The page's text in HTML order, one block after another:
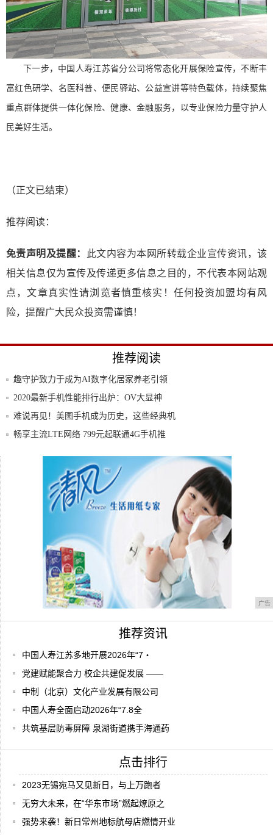
下一步，中国人寿江苏省分公司将常态化开展保险宣传，不断丰
富红色研学、名医科普、便民驿站、公益宣讲等特色载体，持续聚焦
重点群体提供一体化保险、健康、金融服务，以专业保险力量守护人
民美好生活。
（正文已结束）
推荐阅读：
免责声明及提醒：
此文内容为本网所转载企业宣传资讯，该
相关信息仅为宣传及传递更多信息之目的，不代表本网站观
点，文章真实性请浏览者慎重核实！任何投资加盟均有风
险，提醒广大民众投资需谨慎！
推荐阅读
趣守护致力于成为AI数字化居家养老引领
者
2020最新手机性能排行出炉：OV大显神
威，
难说再见！美图手机成为历史，这些经典机
型勾起
畅享主流LTE网络 799元起联通4G手机推
杭州亚运会赞助企业大会举行 中广欧特斯
广告
推荐资讯
中国人寿江苏多地开展2026年“7・
党建赋能聚合力 校企共建促发展 ——
中制（北京）文化产业发展有限公司
中国人寿全面启动2026年“7.8全
共筑基层防毒屏障 泉湖街道携手海通药
点击排行
2023无锡宛马又见新日，与上万跑者
无穷大未来，在“华东市场”燃起燎原之
强势来袭！新日常州地标航母店燃情开业